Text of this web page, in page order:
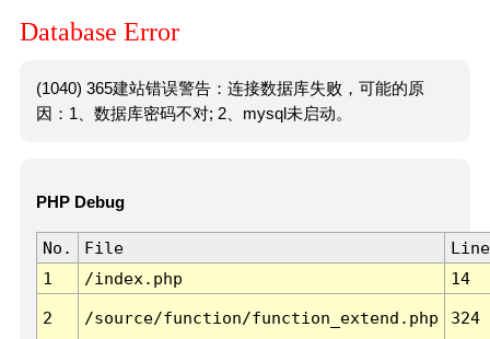
Database Error
(1040) 365建站错误警告：连接数据库失败，可能的原
因：1、数据库密码不对; 2、mysql未启动。
PHP Debug
No. File
Line
1
/index.php 14
2 /source/function/function_extend.php 324